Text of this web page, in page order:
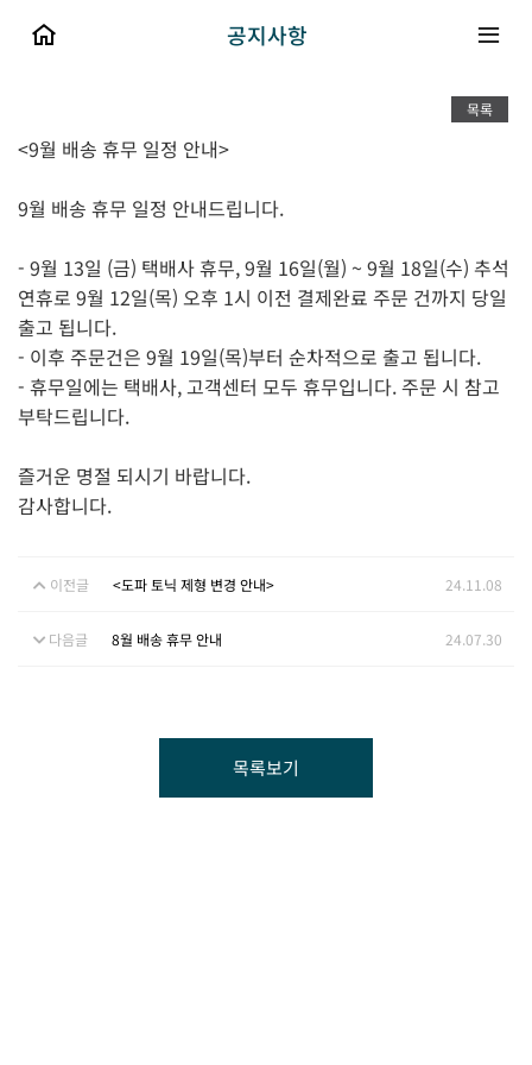
공지사항
목록
<9월 배송 휴무 일정 안내>
9월 배송 휴무 일정 안내드립니다.
- 9월 13일 (금) 택배사 휴무, 9월 16일(월) ~ 9월 18일(수) 추석
연휴로 9월 12일(목) 오후 1시 이전 결제완료 주문 건까지 당일
출고 됩니다.
- 이후 주문건은 9월 19일(목)부터 순차적으로 출고 됩니다.
- 휴무일에는 택배사, 고객센터 모두 휴무입니다. 주문 시 참고
부탁드립니다.
즐거운 명절 되시기 바랍니다.
감사합니다.
이전글 <도파 토닉 제형 변경 안내> 24.11.08
다음글 8월 배송 휴무 안내 24.07.30
목록보기